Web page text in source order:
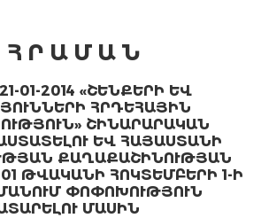
Հ Ր Ա Մ Ա Ն
01-2014 «ՇԵՆՔԵՐԻ ԵՎ
ՀՐԴԵՀԱՅԻՆ
ՇԻՆԱՐԱՐԱԿԱՆ
ԵՎ ՀԱՅԱՍՏԱՆԻ
ՔԱՂԱՔԱՇԻՆՈՒԹՅԱՆ
ԹՎԱԿԱՆԻ ՀՈԿՏԵՄԲԵՐԻ 1-Ի
ՓՈՓՈԽՈՒԹՅՈՒՆ
ՄԱՍԻՆ